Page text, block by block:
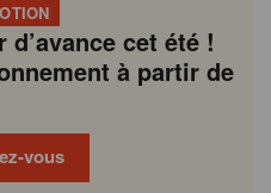
cet été !
à partir de
vous